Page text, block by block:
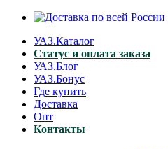
УАЗ.Каталог
Статус и оплата заказа
УАЗ.Блог
УАЗ.Бонус
Где купить
Доставка
Опт
Контакты